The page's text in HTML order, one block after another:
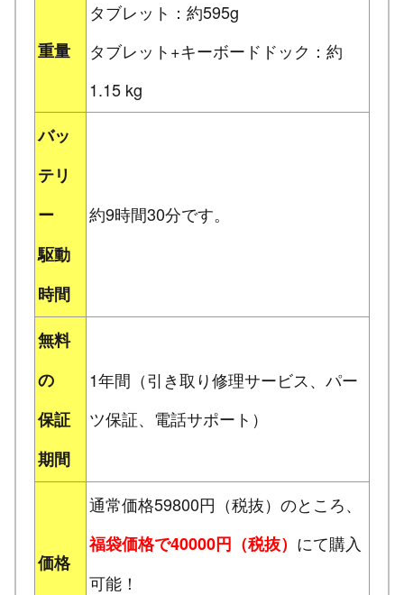
重量
タブレット：約595g
タブレット+キーボードドック：約
1.15 kg
バッ
テリ
ー
駆動
時間
約9時間30分です。
無料
の
保証
期間
1年間（引き取り修理サービス、パー
ツ保証、電話サポート）
価格
通常価格59800円（税抜）のところ、
福袋価格で40000円（税抜） にて購入
可能！